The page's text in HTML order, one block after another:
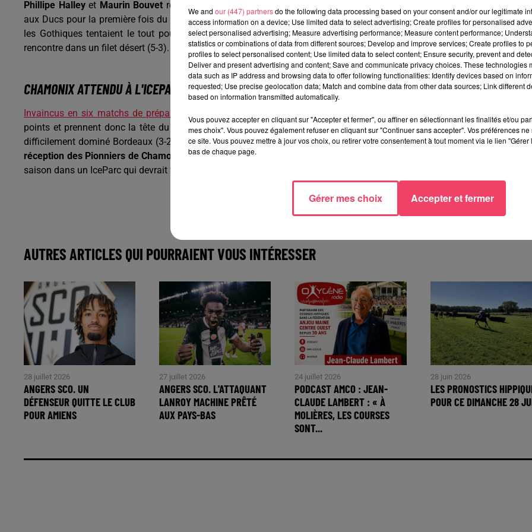
Phillipe Halleyet Maurin Bouvet remettaient les deux équipes à égalité (3-3), avant que
aux Ducs pour la première fois du match à moins de quatre minutes du coup de sifflet final (4-3). Dans la dernière
les Gothiques tentaient le tout pour le tout en sortant leur gardien maisPhillipe Halley, encore lui, scellait le sort
rencontre dans un filet désert (5-3).
CHAMONIX ATTENDU À L'ICEPARC VENDREDI
Invaincus en six matchs de préparation
points et prennent donc la tête du classement en compagnie de Cergy-Pontoise, vainqueur à Anglet (4-2), et Rouen,
difficilement dominé Bordeaux (3-2).
Prochain rendez-vous pour les Ducs dès ce vendredi 24 septembre (20h30)
réception des Pionniers de Chamonix
(battus à domicile aux tirs au but par Gap ce mardi soir) pour le premier match de
saison dans un IceParc qui devrait faire le plein. Les billets sont en vente
AUTRES ARTICLES QUI POURRAIENT VOUS INTÉRESSER
28 juillet 2026
ANGERS SCO. UN
DÉFENSEUR QUITTE LE CLUB
POUR AMIENS
27 juillet 2026
ANGERS SCO. L'ATTAQUANT
LANROY MACHINE PRÊTÉ
AUX PAYS-BAS
24 juillet 2026
PODCAST AMCO : JEAN-
CLAUDE LAMBERT : « À
MOLIÈRES, LES COURSES
SONT...
28 juin 2026
LES PRONOSTICS
POUR CE DIMANCHE 28
We and our (447) partnersdo the following data processing based on your consent and/or our legitimate
access information on a device; Use limited data to select advertising; Create profiles for personalised
select personalised advertising; Measure advertising performance; Measure content performance;
statistics or combinations of data from different sources; Develop and improve services; Create profiles to
profiles to select personalised content; Use limited data to select content; Ensure security, prevent and
Deliver and present advertising and content; Save and communicate privacy choices. These technologies
data such as IP address and browsing data to offer following functionalities: Identify devices based on
requested; Use precise geolocation data; Match and combine data from other data sources; Link different
based on information transmitted automatically.
Vous pouvez accepter en cliquant sur "Accepter et fermer", ou affiner en sélectionnant les finalités et/ou
mes choix". Vous pouvez également refuser en cliquant sur "Continuer sans accepter". Vos préférences
ce site. Vous pouvez mettre à jour vos choix, ou retirer votre consentement à tout moment via le lien
bas de chaque page.
Gérer mes choix Accepter et fermer